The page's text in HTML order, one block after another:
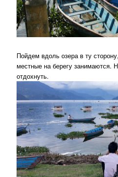
Пойдем вдоль озера в ту
местные на берегу занимаются.
отдохнуть.